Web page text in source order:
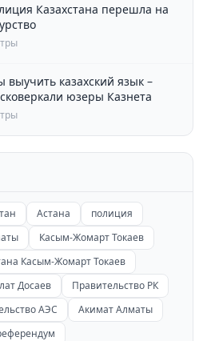
Казахстана перешла на
выучить казахский язык –
юзеры Казнета
Астана
полиция
Касым-Жомарт Токаев
Касым-Жомарт Токаев
Досаев
Правительство РК
АЭС
Акимат Алматы